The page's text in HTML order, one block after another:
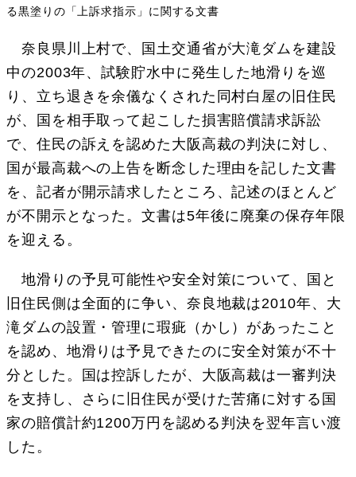
る黒塗りの「上訴求指示」に関する文書
奈良県川上村で、国土交通省が大滝ダムを建設
中の2003年、試験貯水中に発生した地滑りを巡
り、立ち退きを余儀なくされた同村白屋の旧住民
が、国を相手取って起こした損害賠償請求訴訟
で、住民の訴えを認めた大阪高裁の判決に対し、
国が最高裁への上告を断念した理由を記した文書
を、記者が開示請求したところ、記述のほとんど
が不開示となった。文書は5年後に廃棄の保存年限
を迎える。
地滑りの予見可能性や安全対策について、国と
旧住民側は全面的に争い、奈良地裁は2010年、大
滝ダムの設置・管理に瑕疵（かし）があったこと
を認め、地滑りは予見できたのに安全対策が不十
分とした。国は控訴したが、大阪高裁は一審判決
を支持し、さらに旧住民が受けた苦痛に対する国
家の賠償計約1200万円を認める判決を翌年言い渡
した。